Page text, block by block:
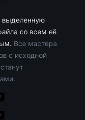
выделенную
со всем её
Все мастера
с исходной